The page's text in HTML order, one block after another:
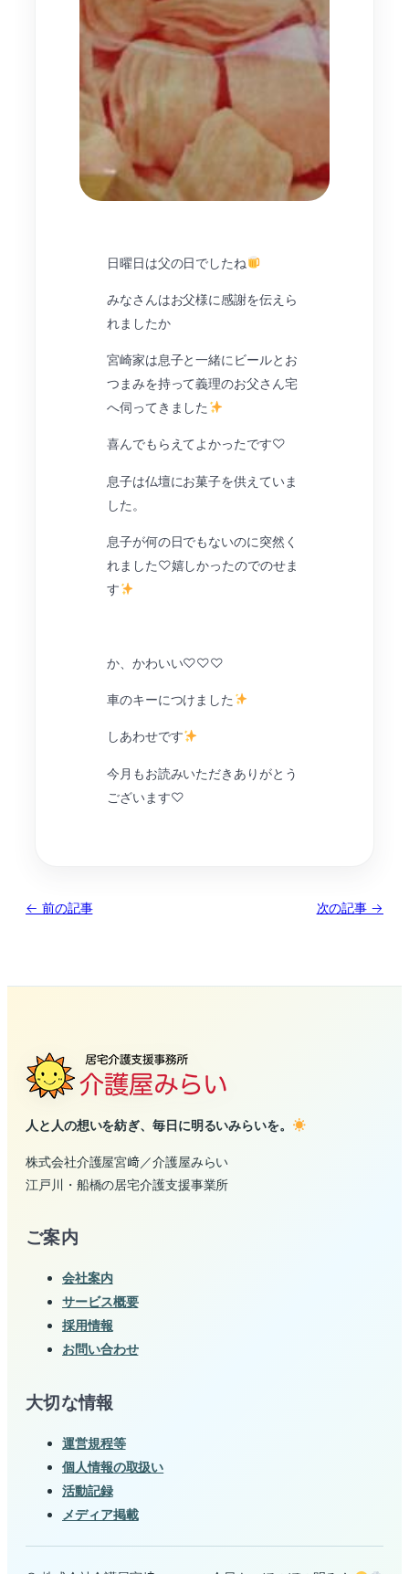
日曜日は父の日でしたね
みなさんはお父様に感謝を伝えら
れましたか
宮崎家は息子と一緒にビールとお
つまみを持って義理のお父さん宅
へ伺ってきました
喜んでもらえてよかったです♡
息子は仏壇にお菓子を供えていま
した。
息子が何の日でもないのに突然く
れました♡嬉しかったのでのせま
す
か、かわいい♡♡♡
車のキーにつけました
しあわせです
今月もお読みいただきありがとう
ございます♡
← 前の記事 次の記事 →
人と人の想いを紡ぎ、毎日に明るいみらいを。
株式会社介護屋宮﨑／介護屋みらい
江戸川・船橋の居宅介護支援事業所
ご案内
会社案内
サービス概要
採用情報
お問い合わせ
大切な情報
運営規程等
個人情報の取扱い
活動記録
メディア掲載